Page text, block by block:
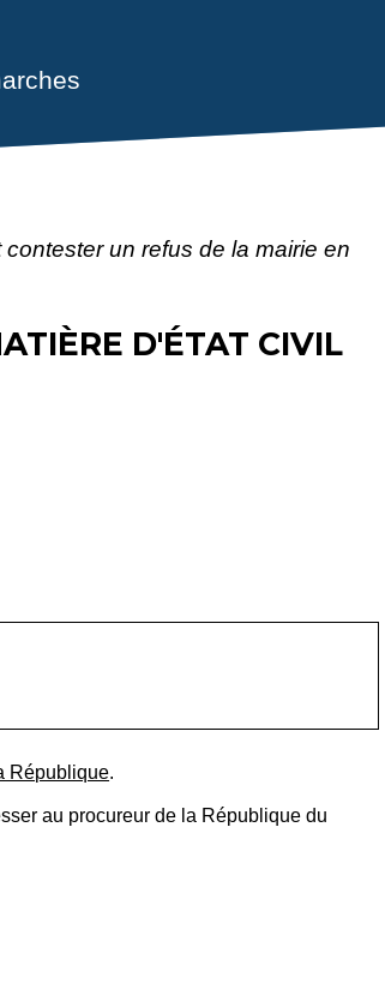
contester un refus de la mairie en
D'ÉTAT CIVIL
République.
au procureur de la République du